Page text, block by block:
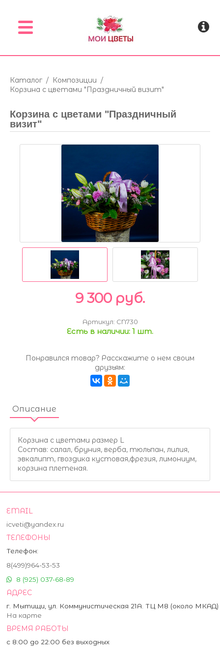
Menu
Каталог / Композиции /
Корзина с цветами "Праздничный визит"
Корзина с цветами "Праздничный
визит"
9 300 руб.
Артикул: CN730
Есть в наличии: 1 шт.
Понравился товар? Расскажите о нем своим
друзьям:
Описание
Корзина с цветами размер L
Состав: салал, бруния, верба, тюльпан, лилия,
эвкалипт, гвоздика кустовая,фрезия, лимониум,
корзина плетеная.
EMAIL
icveti@yandex.ru
ТЕЛЕФОНЫ
Телефон:
8(499)964-53-53
8 (925) 037-68-89
АДРЕС
г. Мытищи, ул. Коммунистическая 21А. ТЦ М8 (около МКАД)
На карте
ВРЕМЯ РАБОТЫ
с 8:00 до 22:00 без выходных